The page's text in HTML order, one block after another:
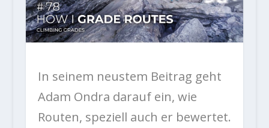
In seinem neustem Beitrag geht
Adam Ondra darauf ein, wie
Routen, speziell auch er bewertet.